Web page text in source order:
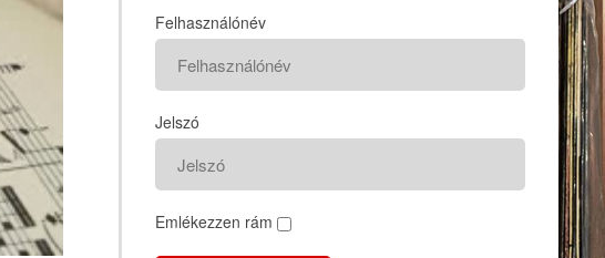
Felhasználónév
Jelszó
Emlékezzen rám